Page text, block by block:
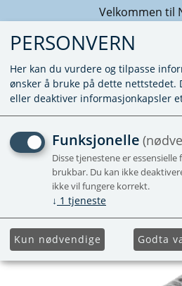
Velkommen til
INJEKTORRØR
Forhåndsbestill
PERSONVERN
Her kan du vurdere og tilpasse
ønsker å bruke på dette nettstedet.
eller deaktiver informasjonkapsler
Funksjonelle
Disse tjenestene er
brukbar. Du kan ikke
ikke vil fungere korrekt.
↓ 1 tjeneste
Kun nødvendige Godta